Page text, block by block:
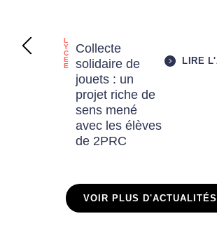
L
Y
C
É
E
Collecte
solidaire de
jouets : un
projet riche de
sens mené
avec les élèves
de 2PRC
LIRE
VOIR PLUS D'ACTUALITÉS